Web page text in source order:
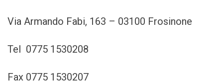
Via Armando Fabi, 163 – 03100 Frosinone
Tel 0775 1530208
Fax 0775 1530207